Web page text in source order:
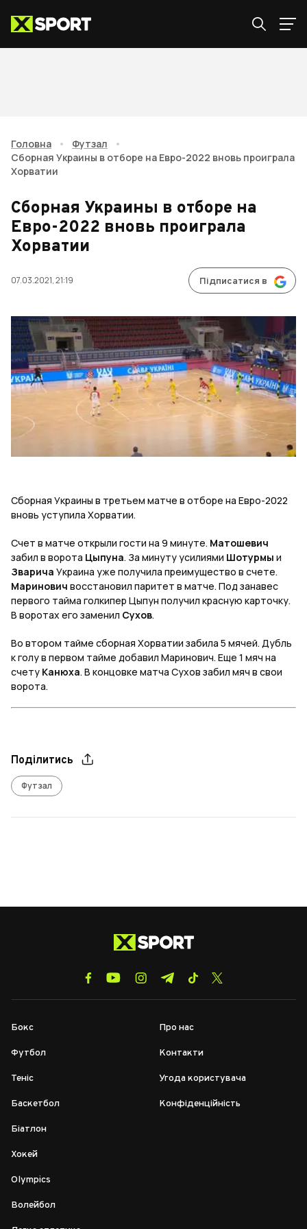
Головна • Футзал
•
Сборная Украины в отборе на Евро-2022 вновь проиграла
Хорватии
Сборная Украины в отборе на
Евро-2022 вновь проиграла
Хорватии
07.03.2021, 21:19 Підписатися в
Сборная Украины в третьем матче в отборе на Евро-2022
вновь уступила Хорватии.
Счет в матче открыли гости на 9 минуте. Матошевич
забил в ворота Цыпуна. За минуту усилиями Шотурмы и
Зварича Украина уже получила преимущество в счете.
Маринович восстановил паритет в матче. Под занавес
первого тайма голкипер Цыпун получил красную карточку.
В воротах его заменил Сухов.
Во втором тайме сборная Хорватии забила 5 мячей. Дубль
к голу в первом тайме добавил Маринович. Еще 1 мяч на
счету Канюха. В концовке матча Сухов забил мяч в свои
ворота.
Поділитись
Футзал
Бокс
Футбол
Теніс
Баскетбол
Біатлон
Хокей
Olympics
Волейбол
Про нас
Контакти
Угода користувача
Конфіденційність